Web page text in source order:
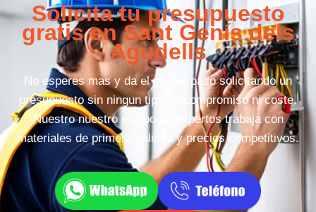
Solicita tu presupuesto
gratis en Sant Genís dels
Agudells
No esperes mas y da el primer paso solicitando un
presupuesto sin ningun tipo de compromiso ni coste.
Nuestro nuestro equipo de expertos trabaja con
materiales de primera calidad y precios competitivos.